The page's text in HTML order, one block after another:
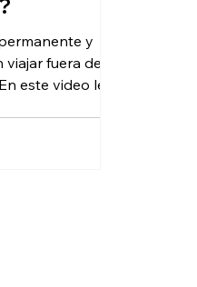
y
fuera de
este video le